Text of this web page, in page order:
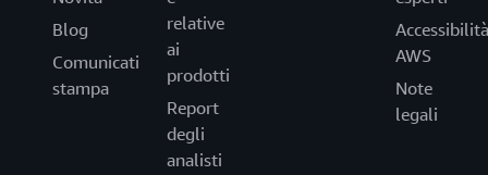
Blog
Comunicati
stampa
relative
ai
prodotti
Report
degli
analisti
Accessibilità
AWS
Note
legali